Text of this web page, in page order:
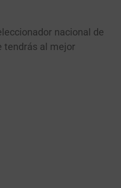
nacional de
tendrás al mejor